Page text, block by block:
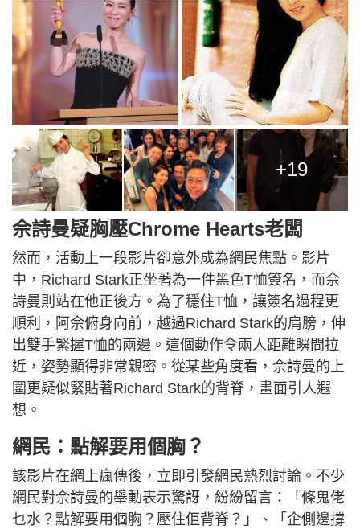
+19
佘詩曼疑胸壓Chrome Hearts老闆
然而，活動上一段影片卻意外成為網民焦點。影片
中，Richard Stark正坐著為一件黑色T恤簽名，而佘
詩曼則站在他正後方。為了穩住T恤，讓簽名過程更
順利，阿佘俯身向前，越過Richard Stark的肩膀，伸
出雙手緊握T恤的兩邊。這個動作令兩人距離瞬間拉
近，姿勢顯得非常親密。從某些角度看，佘詩曼的上
圍更疑似緊貼著Richard Stark的背脊，畫面引人遐
想。
網民：點解要用個胸？
該影片在網上瘋傳後，立即引發網民熱烈討論。不少
網民對佘詩曼的舉動表示驚訝，紛紛留言：「條鬼佬
乜水？點解要用個胸？壓住佢背脊？」、「企側邊撐